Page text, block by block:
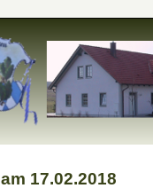
17.02.2018